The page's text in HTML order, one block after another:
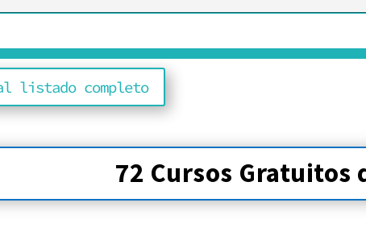
listado completo
72 Cursos Gratuitos